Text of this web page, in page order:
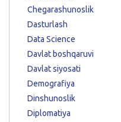
Chegarashunoslik
Dasturlash
Data Science
Davlat boshqaruvi
Davlat siyosati
Demografiya
Dinshunoslik
Diplomatiya